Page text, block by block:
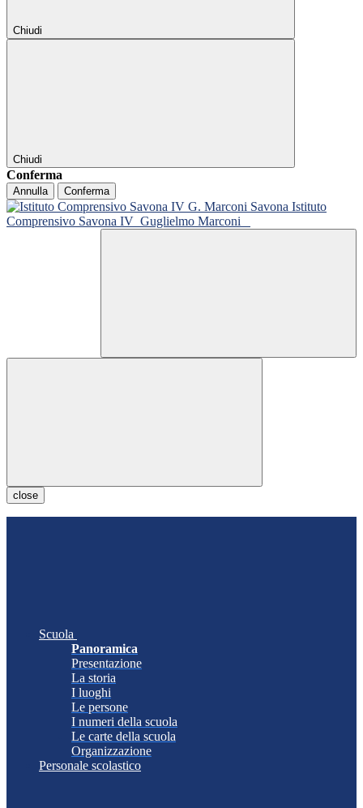
Chiudi
Chiudi
Conferma
Annulla Conferma
Istituto
Comprensivo Savona IV Guglielmo Marconi
close
Scuola
Panoramica
Presentazione
La storia
I luoghi
Le persone
I numeri della scuola
Le carte della scuola
Organizzazione
Personale scolastico